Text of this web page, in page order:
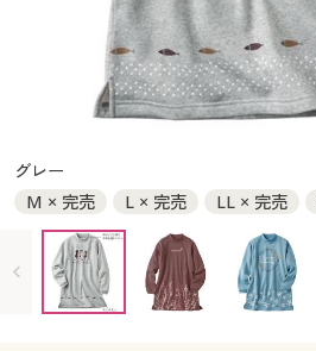
大きいサイズ レディース下着
大きいサイズ メンズ
大きいサイズ 事務・制服
シークレットセール
商品カテゴリ一覧
カタログ
カタログ・チラシからのご注文
デジタルカタログ
カタログ無料プレゼント
大きいサイズ メンズ
大きいサイズ 事務・制服
カタログ・チラシからのご注文
カタログ無料プレゼント
会員メニュー
グレー
M × 完売
L × 完売 LL × 完売
5L × 完売